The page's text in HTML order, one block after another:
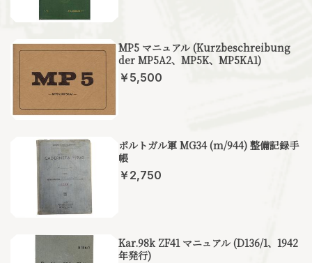
MP5 マニュアル (Kurzbeschreibung
der MP5A2、MP5K、MP5KA1)
￥5,500
ポルトガル軍 MG34 (m/944) 整備記録手
帳
￥2,750
Kar.98k ZF41 マニュアル (D136/1、1942
年発行)